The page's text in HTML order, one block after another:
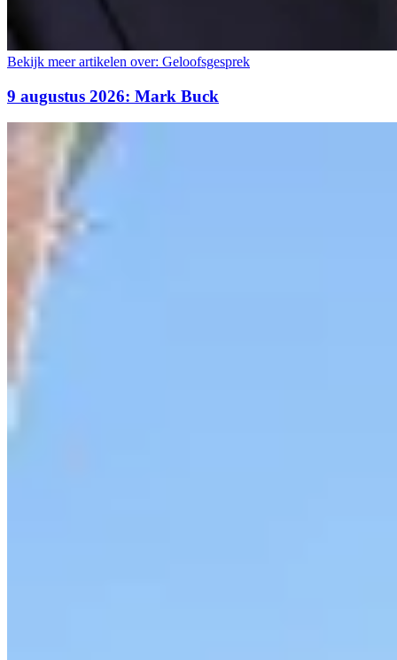
Bekijk meer artikelen over: Geloofsgesprek
9 augustus 2026: Mark Buck